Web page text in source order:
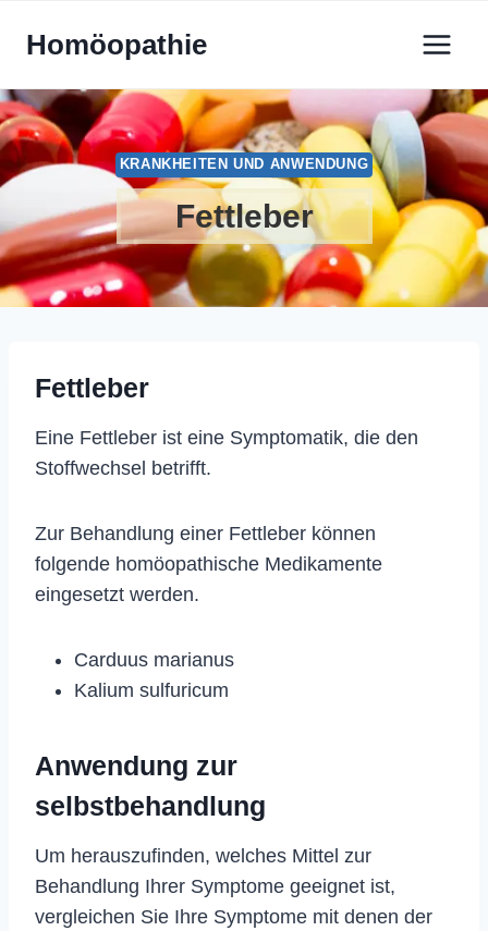
InhaltHomöopathie
KRANKHEITEN UND ANWENDUNG
Fettleber
Fettleber
Eine Fettleber ist eine Symptomatik, die den
Stoffwechsel betrifft.
Zur Behandlung einer Fettleber können
folgende homöopathische Medikamente
eingesetzt werden.
Carduus marianus
Kalium sulfuricum
Anwendung zur
selbstbehandlung
Um herauszufinden, welches Mittel zur
Behandlung Ihrer Symptome geeignet ist,
vergleichen Sie Ihre Symptome mit denen der